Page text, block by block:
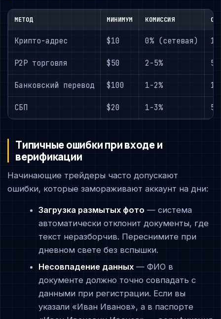
МЕТОД МИНИМУМ КОМИССИЯ
Крипто-адрес $10 0% (сетевая)
P2P торговля $50 2-5% 5-
Банковский перевод $100 1-2% 1-
СБП $20 1-3% 5-
Типичные ошибки при входе и
верификации
Начинающие трейдеры часто допускают
ошибки, которые замораживают аккаунт на дни:
Загрузка размытых фото — система
автоматически отклонит документы, где
текст неразборчив. Переснимите при
дневном свете без вспышки.
Несовпадение данных— ФИО в
документе должно точно совпадать с
данными при регистрации. Если вы
указали «Иван Иванов», а в паспорте